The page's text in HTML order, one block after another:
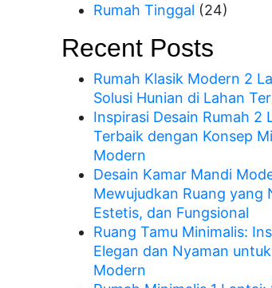
Rumah Tinggal (24)
Recent Posts
Rumah Klasik Modern 2
Solusi Hunian di Lahan
Inspirasi Desain Rumah 2
Terbaik dengan Konsep
Modern
Desain Kamar Mandi
Mewujudkan Ruang yang
Estetis, dan Fungsional
Ruang Tamu Minimalis:
Elegan dan Nyaman
Modern